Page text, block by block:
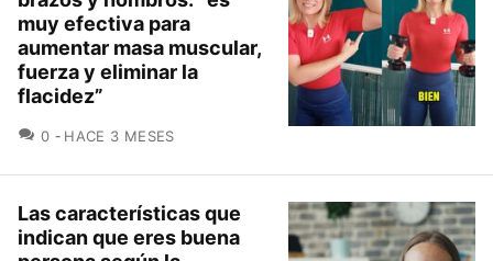
muy efectiva para
aumentar masa muscular,
fuerza y eliminar la
flacidez”
0 COMENTARIOS
HACE 3 MESES
Las características que
indican que eres buena